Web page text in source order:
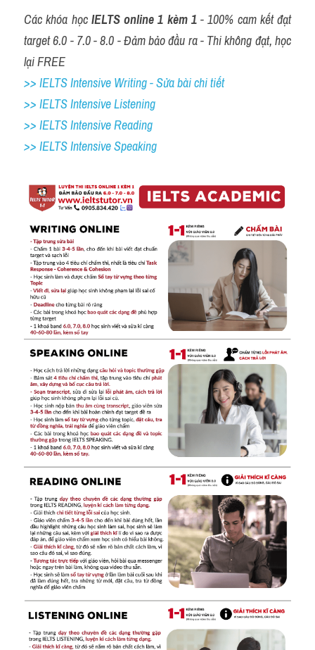
Các khóa học IELTS online 1 kèm 1 - 100% cam kết đạt
target 6.0 - 7.0 - 8.0 - Đảm bảo đầu ra - Thi không đạt, học
lại FREE
>> IELTS Intensive Writing - Sửa bài chi tiết
>> IELTS Intensive Listening
>> IELTS Intensive Reading
>> IELTS Intensive Speaking